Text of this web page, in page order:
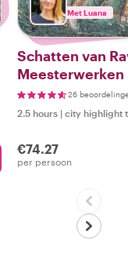
Met Luana
Schatten van
Meesterwerken
26
2.5 hours | city highlight
€74.27
per persoon